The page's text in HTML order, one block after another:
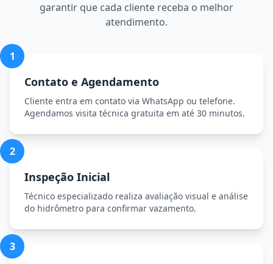
garantir que cada cliente receba o melhor
atendimento.
1
Contato e Agendamento
Cliente entra em contato via WhatsApp ou telefone.
Agendamos visita técnica gratuita em até 30 minutos.
2
Inspeção Inicial
Técnico especializado realiza avaliação visual e análise
do hidrômetro para confirmar vazamento.
3